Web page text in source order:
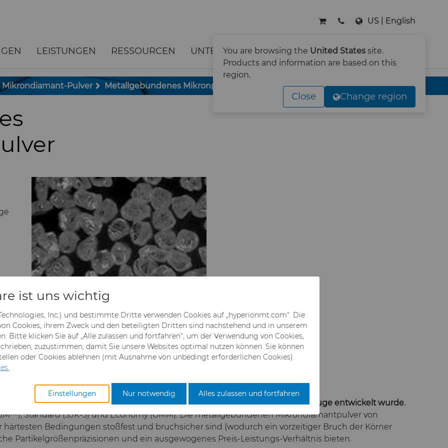
You are browsing the United States site.
Products and information are based on this
region.
Close Change region
US | English
LEISTUNGEN RESSOURCEN UNTERNEHMEN KONTAKT SUCHE
Mikrondiamant-Pulver Metallgebundenes Mikronpulver
Diamantpulver
monokristallines Diamantpulver, das für metallgebundene Werkzeuge entwickelt wurde.
Standard (SJK-5) und Economy (GMM). Die metallgebundenen Mikrondiamantpulver von
härtesten Bedingungen stoßfest und bruchsicher sind (wodurch ein vorzeitiger Bruch der Körner
Partikelgrößenpräzisionen und ein ausgewogenes Preis-Leistungs-Verhältnis bieten.
ist uns wichtig
Inc.) und bestimmte Dritte verwenden Cookies auf „hyperionmt.com“. Die
Cookies, ihrem Zweck und den beteiligten Dritten sind nachstehend und in unserem
Bitte klicken Sie auf „Alle zulassen und fortfahren“, um der Verwendung von Cookies,
zuzustimmen, damit Sie unsere Websites optimal nutzen können. Sie können
oder Cookies ablehnen (mit Ausnahme von unbedingt erforderlichen Cookies).
Einstellungen Nur notwendig Alles zulassen und fortfahren